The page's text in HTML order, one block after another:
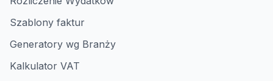
Szablony faktur
Generatory wg Branży
Kalkulator VAT